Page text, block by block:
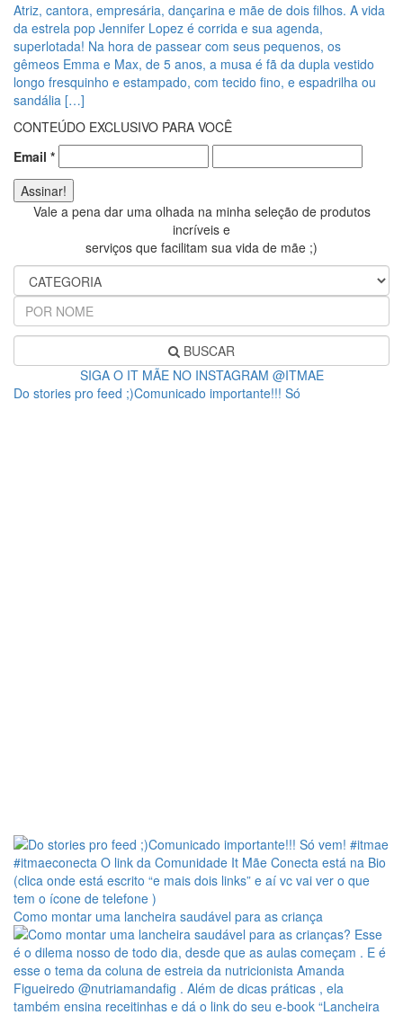
Atriz, cantora, empresária, dançarina e mãe de dois filhos. A vida
da estrela pop Jennifer Lopez é corrida e sua agenda,
superlotada! Na hora de passear com seus pequenos, os
gêmeos Emma e Max, de 5 anos, a musa é fã da dupla vestido
longo fresquinho e estampado, com tecido fino, e espadrilha ou
sandália […]
CONTEÚDO EXCLUSIVO PARA VOCÊ
Email *
Vale a pena dar uma olhada na minha seleção de produtos
incríveis e
serviços que facilitam sua vida de mãe ;)
BUSCAR
SIGA O IT MÃE NO INSTAGRAM @ITMAE
Do stories pro feed ;)Comunicado importante!!! Só
Como montar uma lancheira saudável para as criança